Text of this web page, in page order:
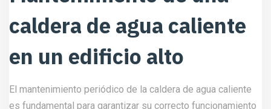
internos
Es importante realizar una limpieza regular de la caldera y
de sus componentes internos para evitar la acumulación de